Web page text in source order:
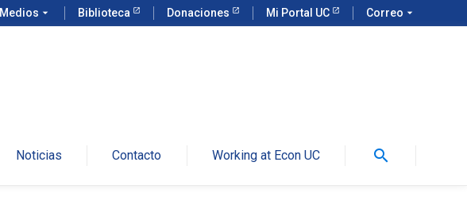
Medios arrow_drop_down Biblioteca Donaciones Mi Portal UC Correo arrow_drop_down
Noticias Contacto Working at Econ UC search